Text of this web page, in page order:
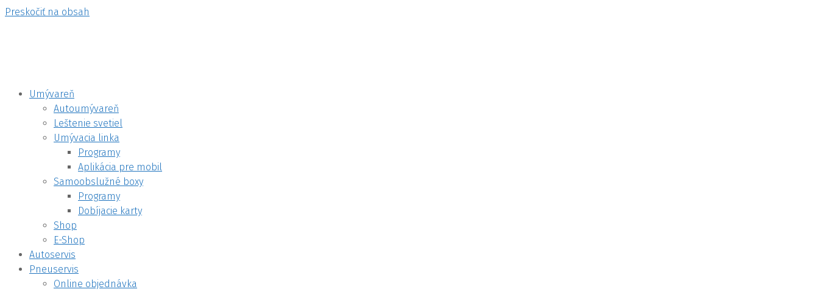
Preskočiť na obsah
Umývareň
Autoumývareň
Leštenie svetiel
Umývacia linka
Programy
Aplikácia pre mobil
Samoobslužné boxy
Programy
Dobíjacie karty
Shop
E-Shop
Autoservis
Pneuservis
Online objednávka